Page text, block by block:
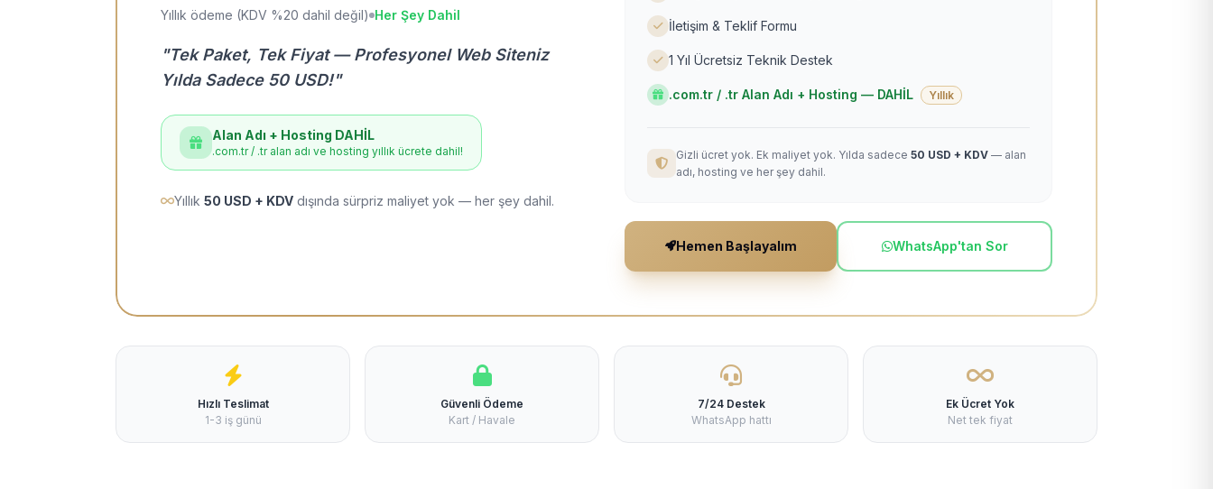
Yıllık ödeme (KDV %20 dahil değil) Her Şey Dahil
"Tek Paket, Tek Fiyat — Profesyonel Web Siteniz
Yılda Sadece 50 USD!"
Alan Adı + Hosting DAHİL
.com.tr / .tr alan adı ve hosting yıllık ücrete dahil!
Yıllık 50 USD + KDV dışında sürpriz maliyet yok — her şey dahil.
İletişim & Teklif Formu
1 Yıl Ücretsiz Teknik Destek
.com.tr / .tr Alan Adı + Hosting — DAHİL Yıllık
Gizli ücret yok. Ek maliyet yok. Yılda sadece 50 USD + KDV — alan
adı, hosting ve her şey dahil.
Hemen Başlayalım WhatsApp'tan Sor
Hızlı Teslimat
1-3 iş günü
Güvenli Ödeme
Kart / Havale
7/24 Destek
WhatsApp hattı
Ek Ücret Yok
Net tek fiyat